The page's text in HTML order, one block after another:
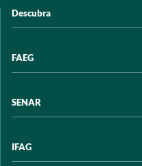
Descubra
Acervo digital
Programas e Serviços
Trabalhe conosco
FAEG
Transparência
SENAR
Transparência
IFAG